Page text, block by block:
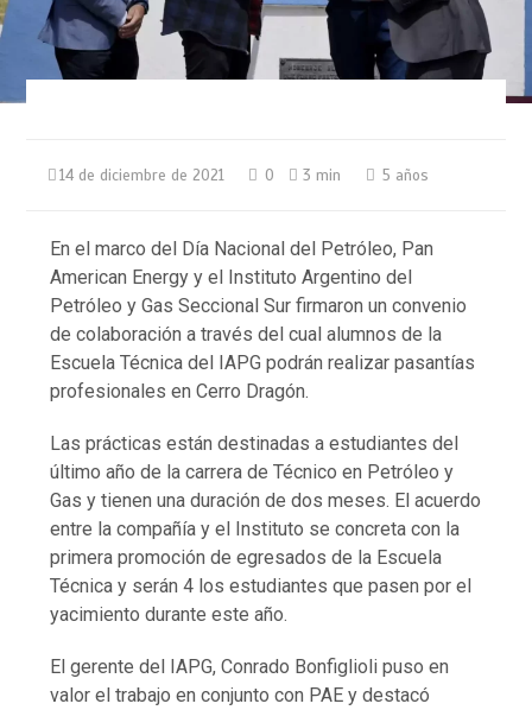
14 de diciembre de 2021 0 3 min 5 años
En el marco del Día Nacional del Petróleo, Pan
American Energy y el Instituto Argentino del
Petróleo y Gas Seccional Sur firmaron un convenio
de colaboración a través del cual alumnos de la
Escuela Técnica del IAPG podrán realizar pasantías
profesionales en Cerro Dragón.
Las prácticas están destinadas a estudiantes del
último año de la carrera de Técnico en Petróleo y
Gas y tienen una duración de dos meses. El acuerdo
entre la compañía y el Instituto se concreta con la
primera promoción de egresados de la Escuela
Técnica y serán 4 los estudiantes que pasen por el
yacimiento durante este año.
El gerente del IAPG, Conrado Bonfiglioli puso en
valor el trabajo en conjunto con PAE y destacó